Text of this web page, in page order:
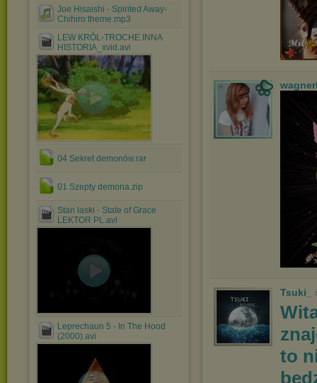
Joe Hisaishi - Spirited Away-
Chihiro theme.mp3
LEW KRÓL-TROCHE INNA
HISTORIA_xvid.avi
04 Sekret demonów.rar
01 Szepty demona.zip
Stan łaski - State of Grace
LEKTOR PL.avi
Leprechaun 5 - In The Hood
(2000).avi
Tsuki_
to